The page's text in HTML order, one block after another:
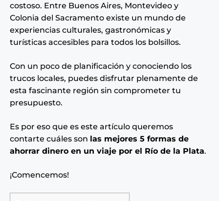
costoso. Entre Buenos Aires, Montevideo y
Colonia del Sacramento existe un mundo de
experiencias culturales, gastronómicas y
turísticas accesibles para todos los bolsillos.
Con un poco de planificación y conociendo los
trucos locales, puedes disfrutar plenamente de
esta fascinante región sin comprometer tu
presupuesto.
Es por eso que es este artículo queremos
contarte cuáles son las mejores 5 formas de
ahorrar dinero en un viaje por el Río de la Plata.
¡Comencemos!